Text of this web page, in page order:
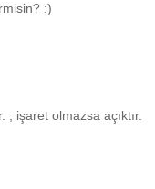
:)
; işaret olmazsa açıktır.